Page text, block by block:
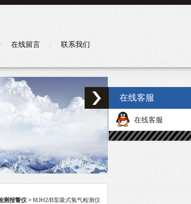
在线留言 联系我们
测报警仪 > MJH2/B泵吸式氢气检测仪
在线客服
在线客服